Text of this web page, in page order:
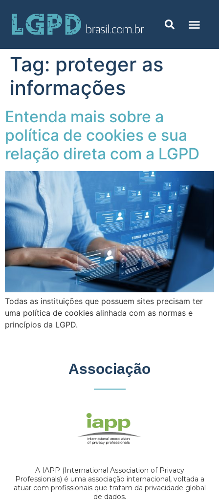
Tag: proteger as
informações
Entenda mais sobre a
política de cookies e sua
relação direta com a LGPD
Todas as instituições que possuem sites precisam ter
uma política de cookies alinhada com as normas e
princípios da LGPD.
Associação
A IAPP (International Association of Privacy
Professionals) é uma associação internacional, voltada a
atuar com profissionais que tratam da privacidade global
de dados.